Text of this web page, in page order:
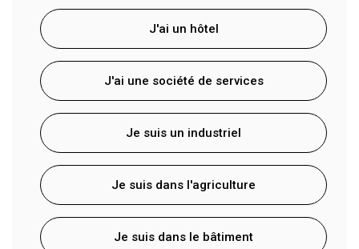
J'ai un hôtel
J'ai une société de services
Je suis un industriel
Je suis dans l'agriculture
Je suis dans le bâtiment